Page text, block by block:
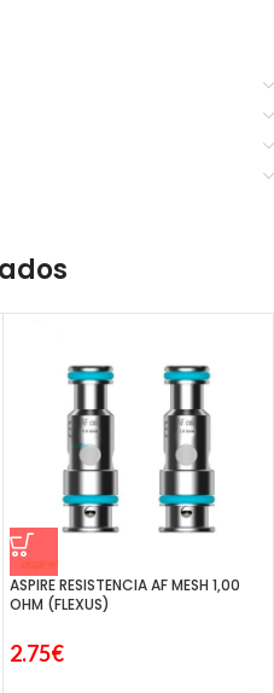
ASPIRE RESISTENCIA AF MESH 1,00
OHM (FLEXUS)
2.75€